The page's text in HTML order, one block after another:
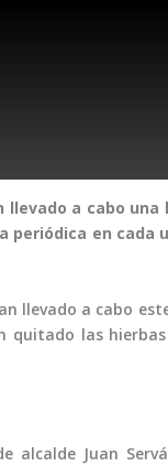
a cabo
periódica en cada
llevado a cabo
quitado las
alcalde Juan